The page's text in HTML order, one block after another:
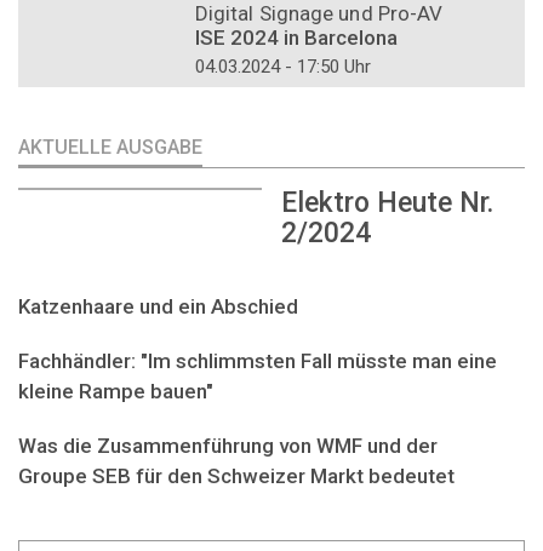
Digital Signage und Pro-AV
ISE 2024 in Barcelona
04.03.2024 - 17:50 Uhr
AKTUELLE AUSGABE
Elektro Heute Nr.
2/2024
Katzenhaare und ein Abschied
Fachhändler: "Im schlimmsten Fall müsste man eine
kleine Rampe bauen"
Was die Zusammenführung von WMF und der
Groupe SEB für den Schweizer Markt bedeutet